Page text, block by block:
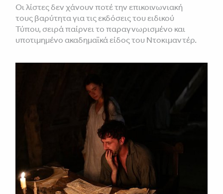
Οι λίστες δεν χάνουν ποτέ την επικοινωνιακή
τους βαρύτητα για τις εκδόσεις του ειδικού
Τύπου, σειρά παίρνει το παραγνωρισμένο και
υποτιμημένο ακαδημαϊκά είδος του Ντοκιμαντέρ.